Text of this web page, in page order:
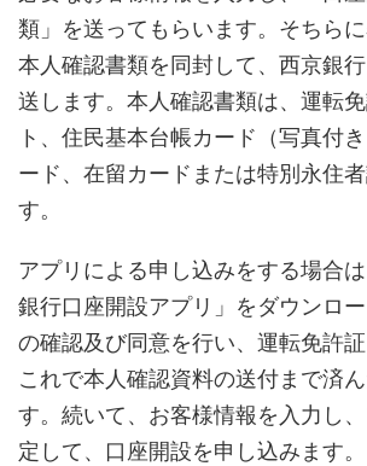
類」を送ってもらいます。そちらに
本人確認書類を同封して、西京銀
送します。本人確認書類は、運転
ト、住民基本台帳カード（写真付
ード、在留カードまたは特別永住
す。
アプリによる申し込みをする場合
銀行口座開設アプリ」をダウンロ
の確認及び同意を行い、運転免許証
これで本人確認資料の送付まで済
す。続いて、お客様情報を入力し
定して、口座開設を申し込みます。